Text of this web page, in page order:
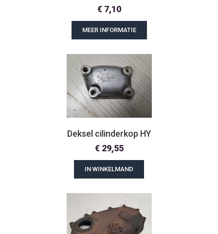
€7,10
MEER INFORMATIE
Deksel cilinderkop HY
€29,55
IN WINKELMAND